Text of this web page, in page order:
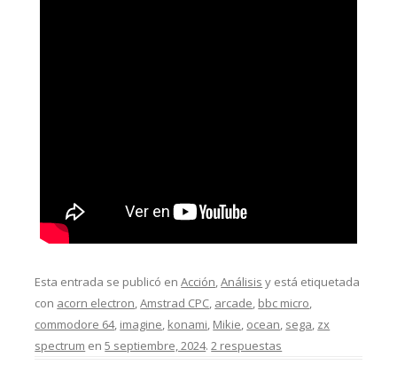
Esta entrada se publicó enAcción ,Análisis y está etiquetada
con acorn electron ,Amstrad CPC arcade bbc micro
commodore 64, imagine konami Mikie ocean sega zx
spectrum en5 septiembre, 2024.2 respuestas